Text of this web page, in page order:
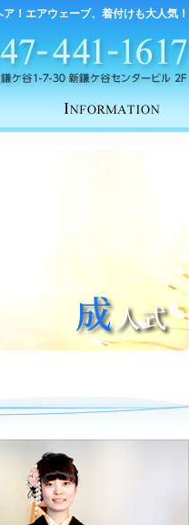
！エアウェーブ、着付けも大人気！